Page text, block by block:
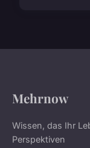
Mehrnow
Wissen, das Ihr
Perspektiven